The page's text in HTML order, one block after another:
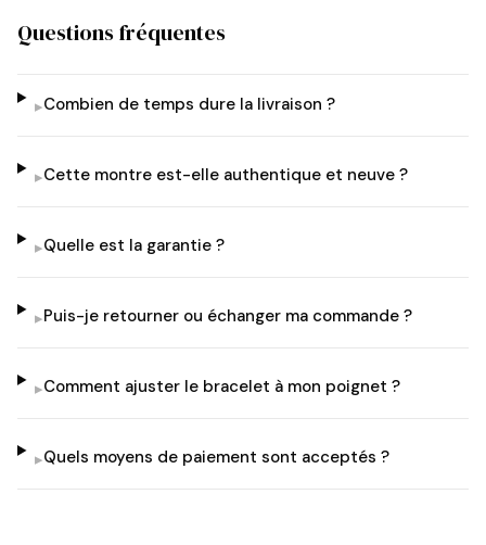
Questions fréquentes
▸Combien de temps dure la livraison ?
▸Cette montre est-elle authentique et neuve ?
▸Quelle est la garantie ?
▸Puis-je retourner ou échanger ma commande ?
▸Comment ajuster le bracelet à mon poignet ?
▸Quels moyens de paiement sont acceptés ?